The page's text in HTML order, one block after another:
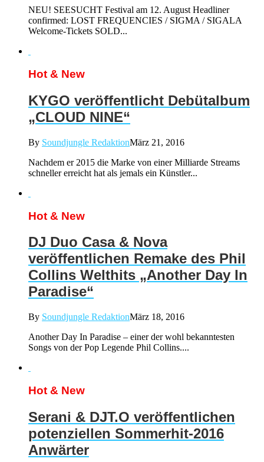
NEU! SEESUCHT Festival am 12. August Headliner
confirmed: LOST FREQUENCIES / SIGMA / SIGALA
Welcome-Tickets SOLD...
Hot & New
KYGO veröffentlicht Debütalbum
„CLOUD NINE“
By Soundjungle RedaktionMärz 21, 2016
Nachdem er 2015 die Marke von einer Milliarde Streams
schneller erreicht hat als jemals ein Künstler...
Hot & New
DJ Duo Casa & Nova
veröffentlichen Remake des Phil
Collins Welthits „Another Day In
Paradise“
By Soundjungle RedaktionMärz 18, 2016
Another Day In Paradise – einer der wohl bekanntesten
Songs von der Pop Legende Phil Collins....
Hot & New
Serani & DJT.O veröffentlichen
potenziellen Sommerhit-2016
Anwärter